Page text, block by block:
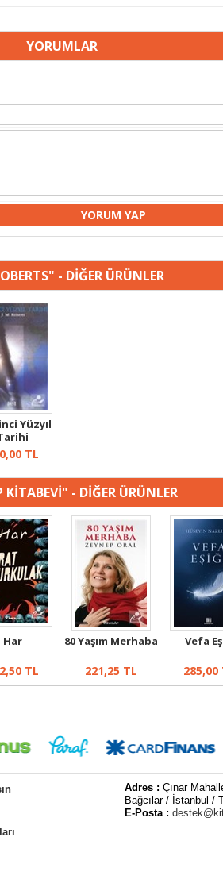
YORUMLAR
- DİĞER ÜRÜNLER
Yüzyıl
TL
- DİĞER ÜRÜNLER
Har
TL
80 Yaşım Merhaba
221,25 TL
Vefa
285,00
Adres :Çınar
Bağcılar / İstanbul /
E-Posta :